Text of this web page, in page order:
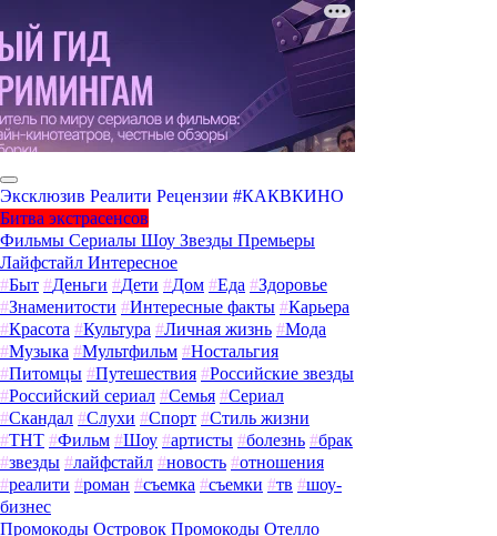
Эксклюзив Реалити Рецензии #КАКВКИНО
Битва экстрасенсов
Фильмы Сериалы Шоу Звезды Премьеры
Лайфстайл Интересное
#Быт #Деньги #Дети #Дом #Еда #Здоровье
#Знаменитости #Интересные факты #Карьера
#Красота #Культура #Личная жизнь #Мода
#Музыка #Мультфильм #Ностальгия
#Питомцы #Путешествия #Российские звезды
#Российский сериал #Семья #Сериал
#Скандал #Слухи #Спорт #Стиль жизни
#ТНТ #Фильм #Шоу #артисты #болезнь #брак
#звезды #лайфстайл #новость #отношения
#реалити #роман #съемка #съемки #тв #шоу-
бизнес
Промокоды Островок Промокоды Отелло